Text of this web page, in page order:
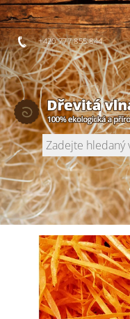
+420 777 855 844